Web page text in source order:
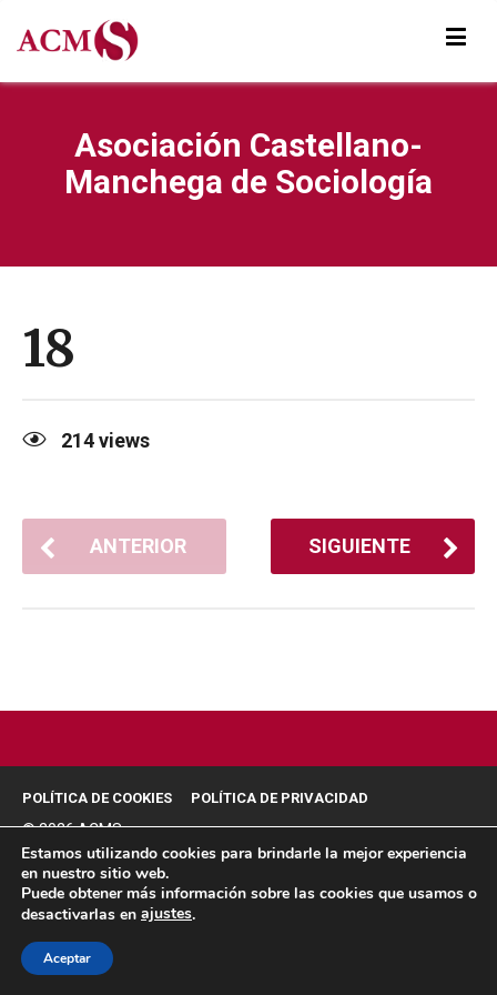
Asociación Castellano-
Manchega de Sociología
18
214views
ANTERIOR SIGUIENTE
POLÍTICA DE COOKIES POLÍTICA DE PRIVACIDAD
© 2026 ACMS.
Estamos utilizando cookies para brindarle la mejor experiencia
en nuestro sitio web.
Puede obtener más información sobre las cookies que usamos o
desactivarlas en ajustes.
Aceptar